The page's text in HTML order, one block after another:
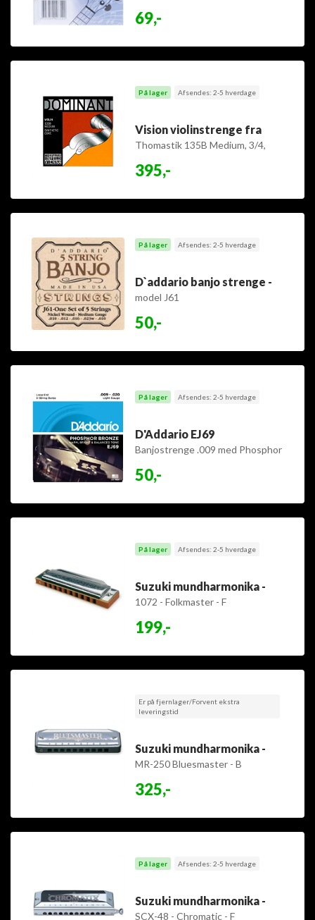
69,-
På lager Afsendes: 2-5 hverdage
Vision violinstrenge fra
Thomastik 135B Medium, 3/4,
395,-
På lager Afsendes: 2-5 hverdage
D`addario banjo strenge -
model J61
50,-
På lager Afsendes: 2-5 hverdage
D'Addario EJ69
Banjostrenge .009 med Phosphor
50,-
På lager Afsendes: 2-5 hverdage
Suzuki mundharmonika -
1072 - Folkmaster - F
199,-
Er på fjernlager/Forvent ekstra
leveringstid
Suzuki mundharmonika -
MR-250 Bluesmaster - B
325,-
På lager Afsendes: 2-5 hverdage
Suzuki mundharmonika -
SCX-48 - Chromatic - F